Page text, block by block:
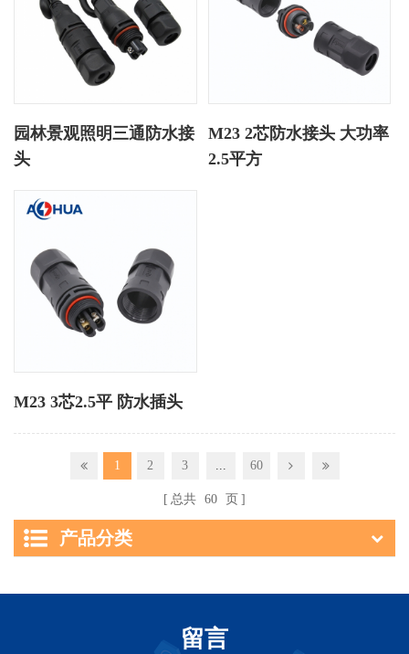
园林景观照明三通防水接
头
M23 2芯防水接头 大功率
2.5平方
M23 3芯2.5平 防水插头
1 2 3 ... 60
总共 60 页
产品分类
留言